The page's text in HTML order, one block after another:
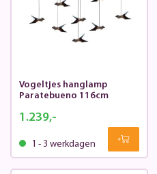
Vogeltjes hanglamp
Paratebueno 116cm
1.239,-
1 - 3 werkdagen